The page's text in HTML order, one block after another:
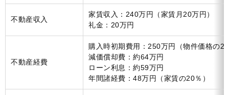
不動産収入
家賃収入：240万円（家賃月20万円）
礼金：20万円
不動産経費
購入時初期費用：250万円（物件価格の
減価償却費：約64万円
ローン利息：約59万円
年間諸経費：48万円（家賃の20％）